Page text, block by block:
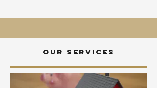
Our services